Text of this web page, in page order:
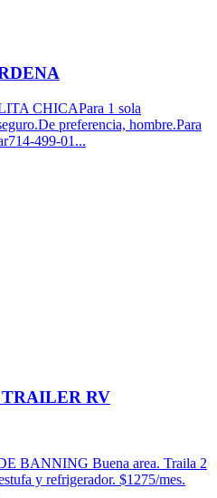
CHICAPara 1 sola
preferencia, hombre.Para
499-01...
RV
BANNING Buena area. Traila 2
y refrigerador. $1275/mes.